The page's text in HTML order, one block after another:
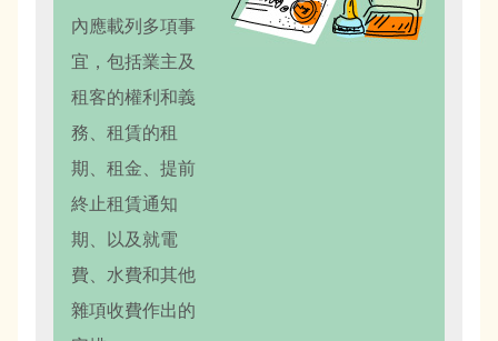
內應載列多項事
宜，包括業主及
租客的權利和義
務、租賃的租
期、租金、提前
終止租賃通知
期、以及就電
費、水費和其他
雜項收費作出的